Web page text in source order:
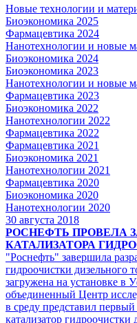
Новые технологии и
Биоэкономика 2025
Фармацевтика 2024
Нанотехнологии и новые
Биоэкономика 2024
Биоэкономика 2023
Нанотехнологии и новые
Фармацевтика 2023
Биоэкономика 2022
Нанотехнологии 2022
Фармацевтика 2022
Фармацевтика 2021
Биоэкономика 2021
Нанотехнологии 2021
Фармацевтика 2020
Биоэкономика 2020
Нанотехнологии 2020
30 августа 2018
РОСНЕФТЬ ПРОВЕЛА
КАТАЛИЗАТОРА
"Роснефть" завершила
гидроочистки дизельного
загружена на установке в
объединенный Центр
в среду представил
катализатор гидроочистки